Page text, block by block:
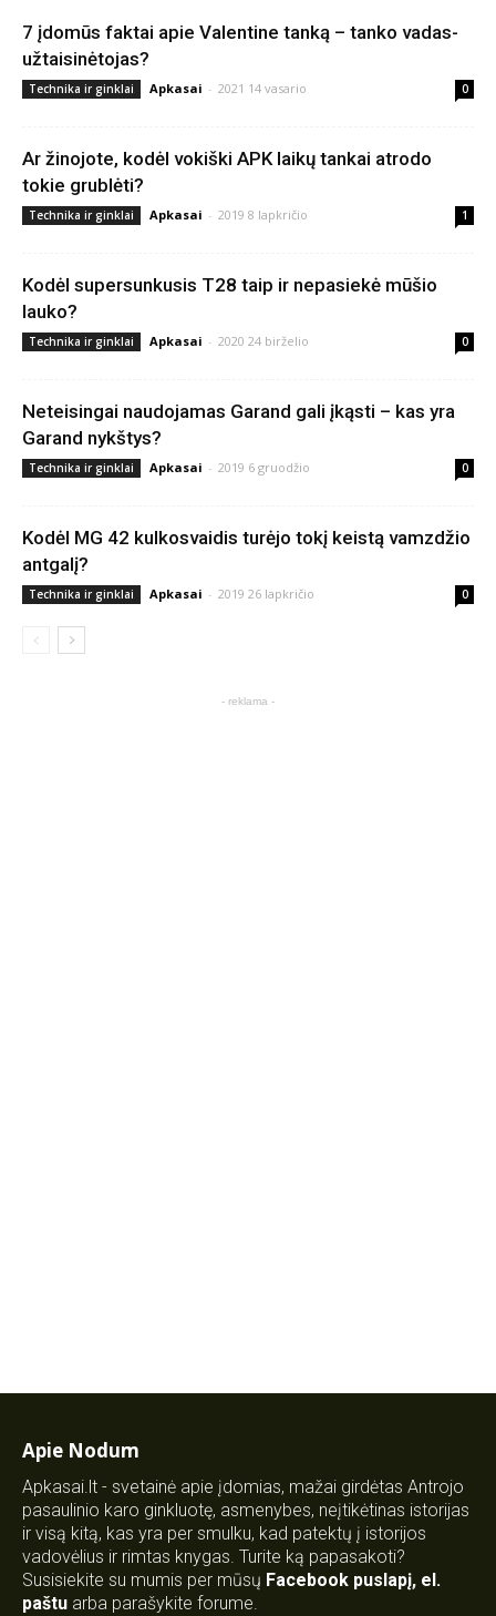
7 įdomūs faktai apie Valentine tanką – tanko vadas-
užtaisinėtojas?
Technika ir ginklai Apkasai - 2021 14 vasario 0
Ar žinojote, kodėl vokiški APK laikų tankai atrodo
tokie grublėti?
Technika ir ginklai Apkasai - 2019 8 lapkričio 1
Kodėl supersunkusis T28 taip ir nepasiekė mūšio
lauko?
Technika ir ginklai Apkasai - 2020 24 birželio 0
Neteisingai naudojamas Garand gali įkąsti – kas yra
Garand nykštys?
Technika ir ginklai Apkasai - 2019 6 gruodžio 0
Kodėl MG 42 kulkosvaidis turėjo tokį keistą vamzdžio
antgalį?
Technika ir ginklai Apkasai - 2019 26 lapkričio 0
- reklama -
Apie Nodum
Apkasai.lt - svetainė apie įdomias, mažai girdėtas Antrojo
pasaulinio karo ginkluotę, asmenybes, neįtikėtinas istorijas
ir visą kitą, kas yra per smulku, kad patektų į istorijos
vadovėlius ir rimtas knygas. Turite ką papasakoti?
Susisiekite su mumis per mūsų Facebook puslapį, el.
paštu arba parašykite forume.